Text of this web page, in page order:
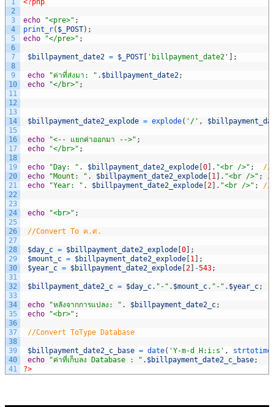
1
2
3
4
5
6
7
8
9
10
11
12
13
14
15
16
17
18
19
20
21
22
23
24
25
26
27
28
29
30
31
32
33
34
35
36
37
38
39
40
41
<?php
echo "<pre>" ;
print_r( $_POST) ;
echo
"</pre>" ;
$billpayment_date2 = $_POST 'billpayment_date2' ;
echo "ค่าที่ส่งมา: " . $billpayment_date2;
echo
"</br>" ;
$billpayment_date2_explode = explode( '/' ,
echo "<-- แยกค่าออกมา -->" ;
echo
"</br>" ;
echo "Day: " . $billpayment_date2_explode 0 . "<br />" ;
//
echo
"Mount: " . $billpayment_date2_explode 1 . "<br />" ;
echo
"Year: " . $billpayment_date2_explode 2 . "<br />" ; //
echo "<br>" ;
//Convert To ค.ศ.
$day_c = $billpayment_date2_explode 0
;
$mount_c = $billpayment_date2_explode 1
;
$year_c = $billpayment_date2_explode 2 -543;
$billpayment_date2_c = $day_c. "-" . $mount_c. "-" . $year_c;
echo "หลังจากการแปลง: " . $billpayment_date2_c;
echo
"<br>" ;
//Convert ToType Database
$billpayment_date2_c_base = date( 'Y-m-d H:i:s' , strtotime
echo
"ค่าที่เก็บลง Database : " . $billpayment_date2_c_base;
?>